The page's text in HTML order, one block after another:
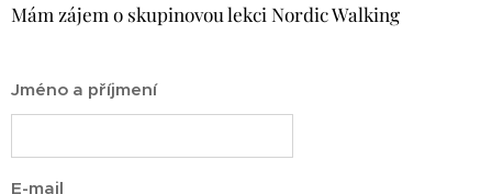
Mám zájem o skupinovou lekci Nordic Walking
Jméno a příjmení
E-mail